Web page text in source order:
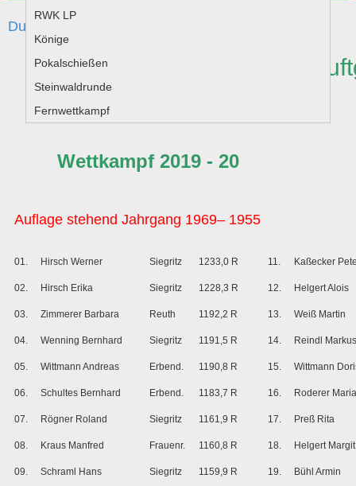
RWK LP
Könige
Pokalschießen
Steinwaldrunde
Fernwettkampf
Durchgang 4
Senioren Auflageschießen
Wettkampf 2019 - 20
Auflage stehend Jahrgang 1969– 1955
01. Hirsch Werner Siegritz 1233,0 R 11. Kaßecker
02. Hirsch Erika Siegritz 1228,3 R 12. Helgert Alois
03. Zimmerer Barbara Reuth 1192,2 R 13. Weiß Martin
04. Wenning Bernhard Siegritz 1191,5 R 14. Reindl Markus
05. Wittmann Andreas Erbend. 1190,8 R 15. Wittmann
06. Schultes Bernhard Erbend. 1183,7 R 16. Roderer Maria
07. Rögner Roland Siegritz 1161,9 R 17. Preß Rita
08. Kraus Manfred Frauenr. 1160,8 R 18. Helgert Margit
09. Schraml Hans Siegritz 1159,9 R 19. Bühl Armin